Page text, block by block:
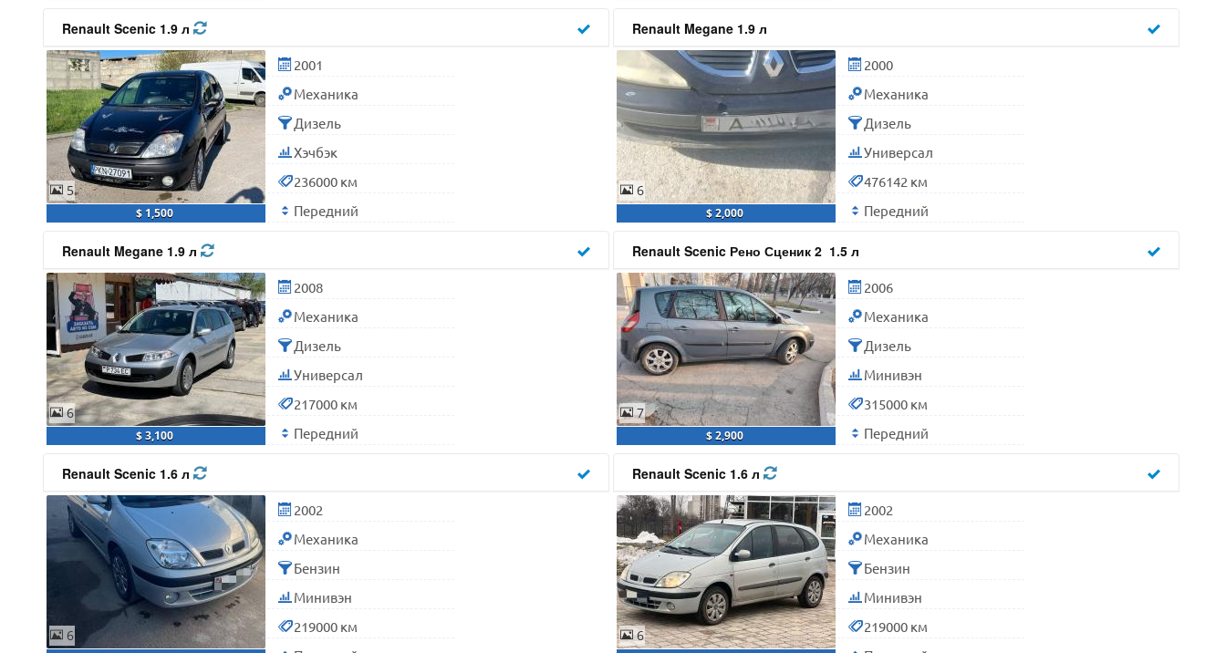
Renault Scenic 1.9 л
5
$ 1,500
2001
Механика
Дизель
Хэчбэк
236000 км
Передний
Renault Megane 1.9 л
6
$ 2,000
2000
Механика
Дизель
Универсал
476142 км
Передний
Renault Megane 1.9 л
6
$ 3,100
2008
Механика
Дизель
Универсал
217000 км
Передний
Renault Scenic Рено Сценик 2 1.5 л
7
$ 2,900
2006
Механика
Дизель
Минивэн
315000 км
Передний
Renault Scenic 1.6 л
6
2002
Механика
Бензин
Минивэн
219000 км
Renault Scenic 1.6 л
6
2002
Механика
Бензин
Минивэн
219000 км